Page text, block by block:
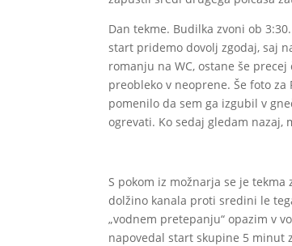
Dan tekme. Budilka zvoni ob
start pridemo dovolj zgodaj, saj
romanju na WC, ostane še
preobleko v neoprene. Še foto
pomenilo da sem ga izgubil v
ogrevati. Ko sedaj gledam
S pokom iz možnarja se je
dolžino kanala proti sredini le
„vodnem pretepanju“ opazim v
napovedal start skupine 5 minut